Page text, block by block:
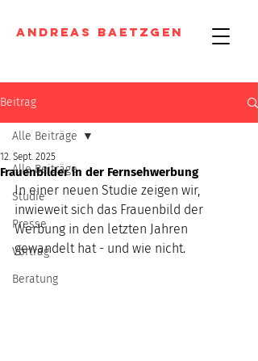
Andreas Baetzgen
Beitrag
Alle Beiträge
Studie
Presse
Vortrag
Beratung
Alle Beiträge
Frauenbilder in der Fernsehwerbung
12. Sept. 2025
In einer neuen Studie zeigen wir,
inwieweit sich das Frauenbild der
Werbung in den letzten Jahren
gewandelt hat - und wie nicht.